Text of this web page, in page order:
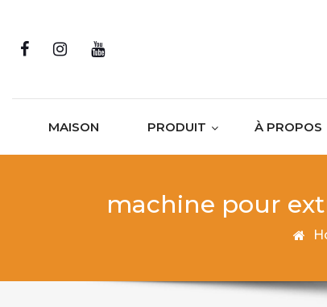
MAISON PRODUIT À PROPOS
machine pour